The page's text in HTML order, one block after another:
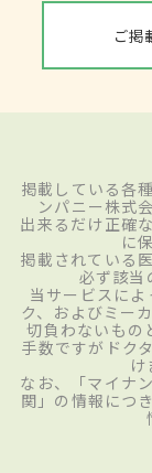
ご掲
掲載している各
ンパニー株式
出来るだけ正確
に
掲載されている
必ず該当
当サービスに
ク、およびミー
切負わないもの
手数ですがドク
け
なお、「マイナ
関」の情報につ